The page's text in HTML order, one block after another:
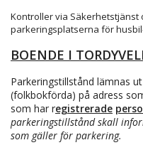
Kontroller via
parkeringsplatserna för
BOENDE I
Parkeringstillstånd lämnas
(folkbokförda) på adress
som har registrerade
parkeringstillstånd skall
som gäller för parkering.